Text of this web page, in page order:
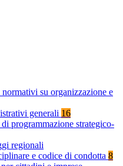
su organizzazione e
generali 16
programmazione strategico-
regionali
e codice di condotta 8